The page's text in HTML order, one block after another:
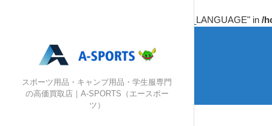
: Undefined array key "HTTP_ACCEPT_LANGUAGE" in /
スポーツ用品・キャンプ用品・学生服専門
の高価買取店｜A-SPORTS（エースポー
ツ）